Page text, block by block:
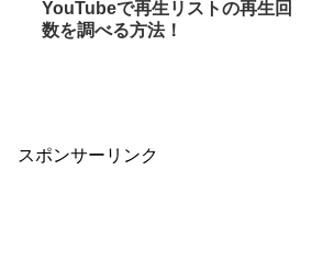
YouTubeで再生リストの再生回
数を調べる方法！
スポンサーリンク